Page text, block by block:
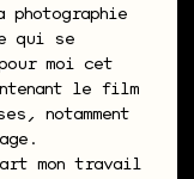
photographie
qui se
moi cet
le film
notamment
mon travail